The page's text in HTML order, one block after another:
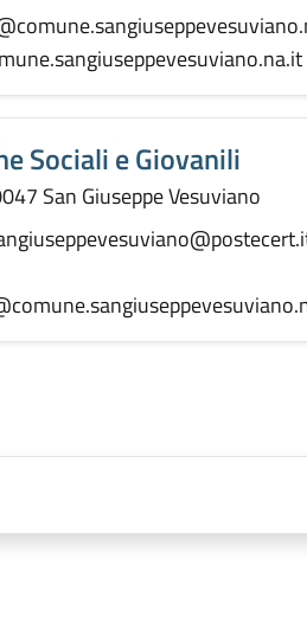
Sociali e Giovanili
San Giuseppe Vesuviano